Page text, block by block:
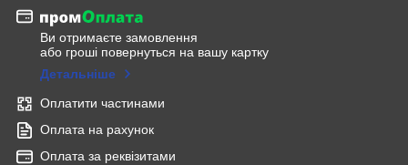
Ви отримаєте замовлення
або гроші повернуться на вашу картку
Детальніше
Оплатити частинами
Оплата на рахунок
Оплата за реквізитами